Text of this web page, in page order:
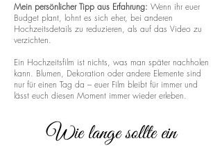
Mein persönlicher Tipp aus Erfahrung: Wenn ihr euer
Budget plant, lohnt es sich eher, bei anderen
Hochzeitsdetails zu reduzieren, als auf das Video zu
verzichten.
Ein Hochzeitsfilm ist nichts, was man später nachholen
kann. Blumen, Dekoration oder andere Elemente sind
nur für einen Tag da – euer Film bleibt für immer und
lässt euch diesen Moment immer wieder erleben.
Wie lange sollte ein